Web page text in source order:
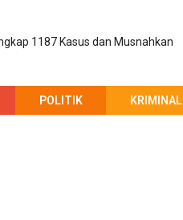
1187 Kasus dan Musnahkan
POLITIK KRIMINAL